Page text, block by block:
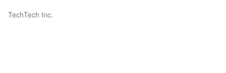
TechTech Inc.